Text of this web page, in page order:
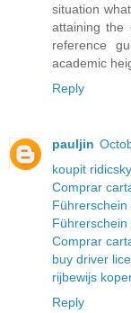
situation
attaining the
reference
academic
Reply
pauljin
koupit
Comprar
Führerschein
Comprar
buy driver
rijbewijs
Reply